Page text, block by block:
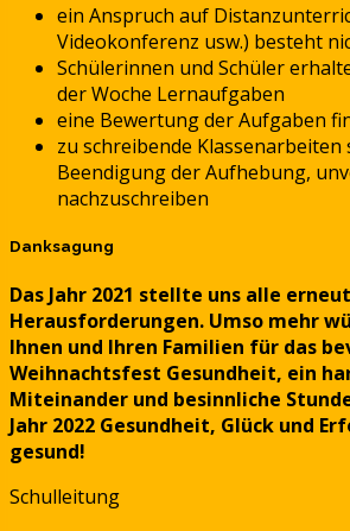
ein Anspruch auf
Videokonferenz usw.) besteht
Schülerinnen und Schüler
der Woche Lernaufgaben
eine Bewertung der Aufgaben
zu schreibende Klassenarbeiten
Beendigung der Aufhebung,
nachzuschreiben
Danksagung
Das Jahr 2021 stellte uns alle
Herausforderungen. Umso mehr
Ihnen und Ihren Familien für das
Weihnachtsfest Gesundheit, ein
Miteinander und besinnliche
Jahr 2022 Gesundheit, Glück und
gesund!
Schulleitung